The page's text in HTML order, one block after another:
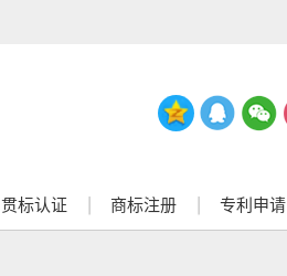
贯标认证 商标注册 专利申请